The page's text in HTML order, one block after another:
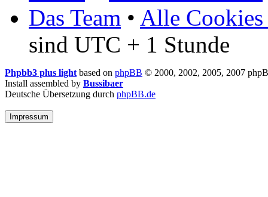
Das Team • Alle Cookies
sind UTC + 1 Stunde
Phpbb3 plus light based on phpBB © 2000, 2002, 2005, 2007
Install assembled by Bussibaer
Deutsche Übersetzung durch phpBB.de